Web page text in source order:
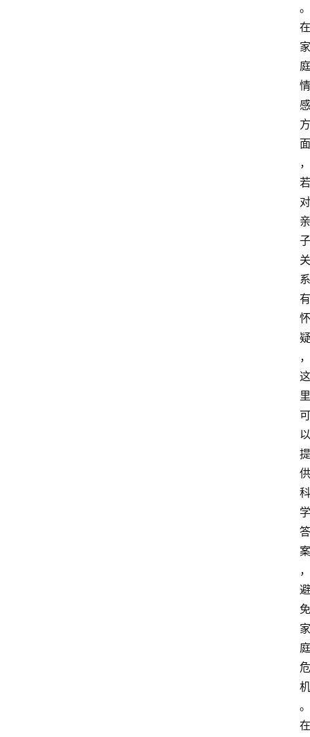
。
在
家
庭
情
感
方
面
，
若
对
亲
子
关
系
有
怀
疑
，
这
里
可
以
提
供
科
学
答
案
，
避
免
家
庭
危
机
。
在